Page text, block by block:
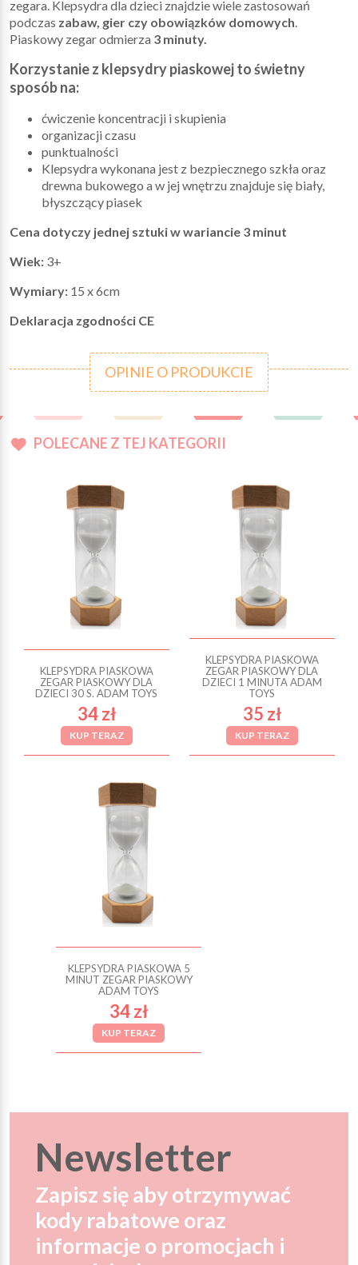
zegara. Klepsydra dla dzieci znajdzie wiele zastosowań
podczas zabaw, gier czy obowiązków domowych
Piaskowy zegar odmierza 3 minuty.
Korzystanie z klepsydry piaskowej to świetny
sposób na:
ćwiczenie koncentracji i skupienia
organizacji czasu
punktualności
Klepsydra wykonana jest z bezpiecznego szkła oraz
drewna bukowego a w jej wnętrzu znajduje się biały,
błyszczący piasek
Cena dotyczy jednej sztuki w wariancie 3 minut
Wiek: 3+
Wymiary: 15 x 6cm
Deklaracja zgodności CE
OPINIE O PRODUKCIE
POLECANE Z TEJ KATEGORII
KLEPSYDRA PIASKOWA
ZEGAR PIASKOWY DLA
DZIECI 30 S. ADAM TOYS
34 zł
KUP TERAZ
KLEPSYDRA PIASKOWA
ZEGAR PIASKOWY DLA
DZIECI 1 MINUTA ADAM
TOYS
35 zł
KUP TERAZ
KLEPSYDRA PIASKOWA 5
MINUT ZEGAR PIASKOWY
ADAM TOYS
34 zł
KUP TERAZ
Newsletter
Zapisz się aby otrzymywać
kody rabatowe oraz
informacje o promocjach i